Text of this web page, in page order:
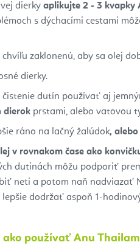
dierky aplikujte 2 - 3 kvapky
s dýchacími cestami
zaklonenú, aby sa olej
dierky.
čistenie dutín používať aj
dierok prstami, alebo vatovou
ráno na lačný žalúdok, alebo
v rovnakom čase ako
dutinách môžu podporiť
neti a potom naň nadviazať
lepšie dodržať aspoň 1-
ako používať Anu